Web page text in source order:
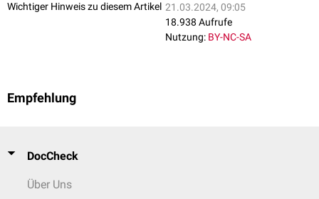
Wichtiger Hinweis zu diesem Artikel 21.03.2024, 09:05
18.938 Aufrufe
Nutzung: BY-NC-SA
Empfehlung
DocCheck
Über Uns